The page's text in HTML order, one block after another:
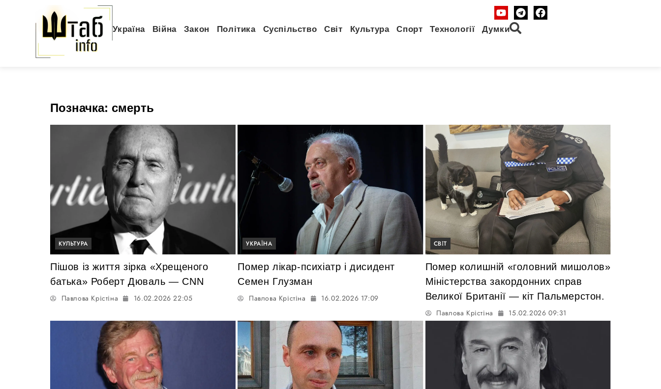
Україна Війна Закон Політика Суспільство Світ Культура Спорт Технології Думки
Позначка: смерть
КУЛЬТУРА
Пішов із життя зірка «Хрещеного
батька» Роберт Дюваль — CNN
Павлова Крістіна 16.02.2026 22:05
УКРАЇНА
Помер лікар-психіатр і дисидент
Семен Глузман
Павлова Крістіна 16.02.2026 17:09
СВІТ
Помер колишній «головний мишолов»
Міністерства закордонних справ
Великої Британії — кіт Пальмерстон.
Павлова Крістіна 15.02.2026 09:31